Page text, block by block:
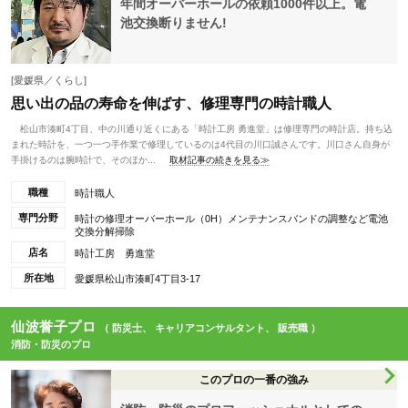
年間オーバーホールの依頼1000件以上。電
池交換断りません!
[愛媛県／くらし]
思い出の品の寿命を伸ばす、修理専門の時計職人
松山市湊町4丁目、中の川通り近くにある「時計工房 勇進堂」は修理専門の時計店。持ち込
まれた時計を、一つ一つ手作業で修理しているのは4代目の川口誠さんです。川口さん自身が
手掛けるのは腕時計で、そのほか...
取材記事の続きを見る≫
職種 時計職人
専門分野
時計の修理オーバーホール（0H）メンテナンスバンドの調整など電池
交換分解掃除
店名
時計工房 勇進堂
所在地 愛媛県松山市湊町4丁目3-17
仙波誉子プロ
（ 防災士、 キャリアコンサルタント、 販売職 ）
消防・防災のプロ
このプロの一番の強み